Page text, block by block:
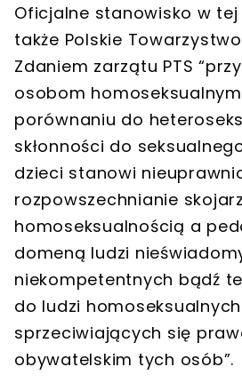
Oficjalne stanowisko w tej
także Polskie
Zdaniem zarzątu PTS
osobom
porównaniu do
skłonności do
dzieci stanowi
rozpowszechnianie
homoseksualnością a
domeną ludzi
niekompetentnych bądź
do ludzi
sprzeciwiających się
obywatelskim tych osób”.